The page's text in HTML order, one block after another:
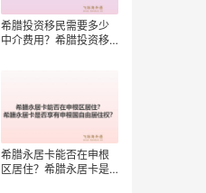
希腊投资移民需要多少
中介费用？希腊投资移
希腊永居卡能否在申根
区居住？希腊永居卡是